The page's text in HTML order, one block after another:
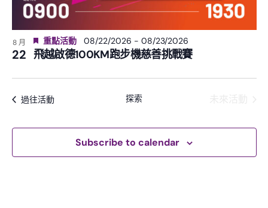
8 月
22
重點活動 08/22/2026 - 08/23/2026
飛越啟德100KM跑步機慈善挑戰賽
過往活動 探索
Subscribe to calendar